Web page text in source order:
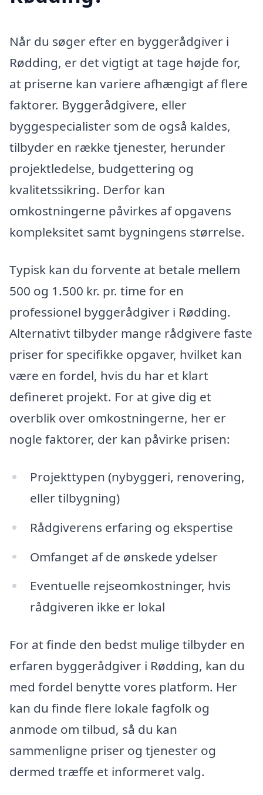
Når du søger efter en byggerådgiver i
Rødding, er det vigtigt at tage højde for,
at priserne kan variere afhængigt af flere
faktorer. Byggerådgivere, eller
byggespecialister som de også kaldes,
tilbyder en række tjenester, herunder
projektledelse, budgettering og
kvalitetssikring. Derfor kan
omkostningerne påvirkes af opgavens
kompleksitet samt bygningens størrelse.
Typisk kan du forvente at betale mellem
500 og 1.500 kr. pr. time for en
professionel byggerådgiver i Rødding.
Alternativt tilbyder mange rådgivere faste
priser for specifikke opgaver, hvilket kan
være en fordel, hvis du har et klart
defineret projekt. For at give dig et
overblik over omkostningerne, her er
nogle faktorer, der kan påvirke prisen:
Projekttypen (nybyggeri, renovering,
eller tilbygning)
Rådgiverens erfaring og ekspertise
Omfanget af de ønskede ydelser
Eventuelle rejseomkostninger, hvis
rådgiveren ikke er lokal
For at finde den bedst mulige tilbyder en
erfaren byggerådgiver i Rødding, kan du
med fordel benytte vores platform. Her
kan du finde flere lokale fagfolk og
anmode om tilbud, så du kan
sammenligne priser og tjenester og
dermed træffe et informeret valg.